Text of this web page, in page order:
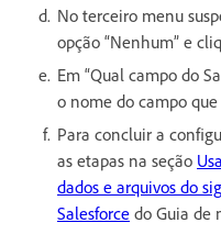
No terceiro menu
opção “Nenhum” e
Em “Qual campo do
o nome do campo
Para concluir a
as etapas na seção
dados e arquivos do
Salesforce do Guia de